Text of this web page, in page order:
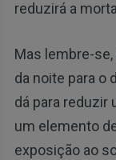
reduzirá a
Mas lembre-
da noite para o
dá para reduzir
um elemento
exposição ao